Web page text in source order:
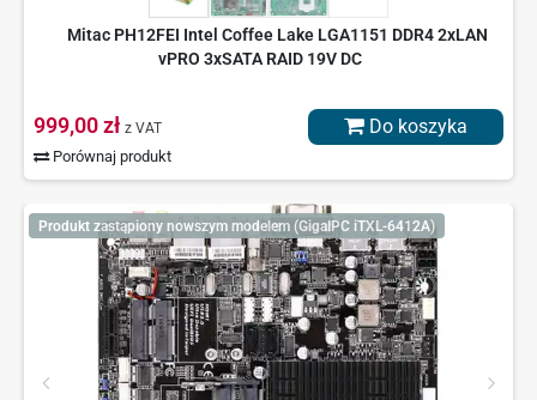
Mitac PH12FEI Intel Coffee Lake LGA1151 DDR4 2xLAN
vPRO 3xSATA RAID 19V DC
999,00 zł z VAT
Porównaj produkt
Do koszyka
Produkt zastąpiony nowszym modelem (GigaIPC iTXL-6412A)